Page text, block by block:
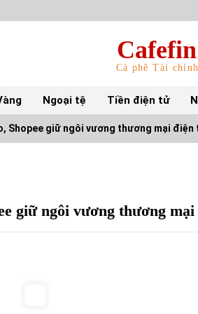
Cafefin
Cà phê Tài chính
Ngoại tệ Tiền điện tử
15/06/2022
Shopee giữ ngôi vương thương mại điện
giữ ngôi vương thương